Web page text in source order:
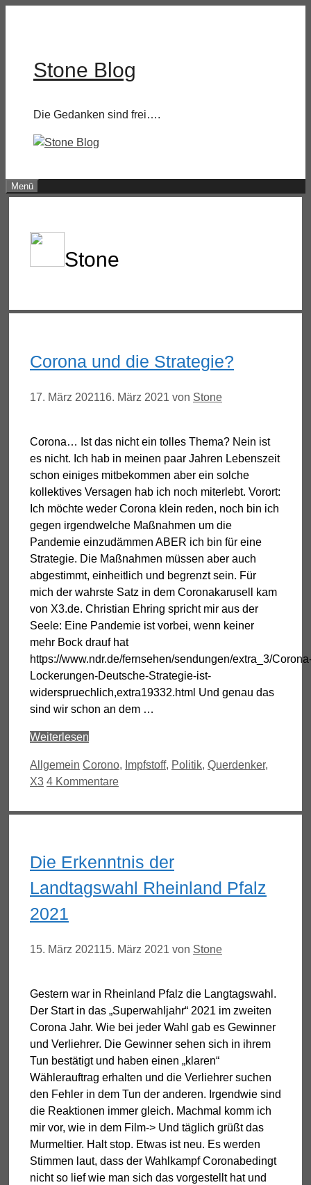
Stone Blog
Die Gedanken sind frei….
Menü
Stone
Corona und die Strategie?
17. März 202116. März 2021 von Stone
Corona… Ist das nicht ein tolles Thema? Nein ist
es nicht. Ich hab in meinen paar Jahren Lebenszeit
schon einiges mitbekommen aber ein solche
kollektives Versagen hab ich noch miterlebt. Vorort:
Ich möchte weder Corona klein reden, noch bin ich
gegen irgendwelche Maßnahmen um die
Pandemie einzudämmen ABER ich bin für eine
Strategie. Die Maßnahmen müssen aber auch
abgestimmt, einheitlich und begrenzt sein. Für
mich der wahrste Satz in dem Coronakarusell kam
von X3.de. Christian Ehring spricht mir aus der
Seele: Eine Pandemie ist vorbei, wenn keiner
mehr Bock drauf hat
https://www.ndr.de/fernsehen/sendungen/extra_3/
Lockerungen-Deutsche-Strategie-ist-
widerspruechlich,extra19332.html Und genau das
sind wir schon an dem …
Weiterlesen
Kategorien
Allgemein Schlagwörter
Corono, Impfstoff, Politik, Querdenker,
X3 4 Kommentare
Die Erkenntnis der
Landtagswahl Rheinland Pfalz
2021
15. März 202115. März 2021 von Stone
Gestern war in Rheinland Pfalz die Langtagswahl.
Der Start in das „Superwahljahr“ 2021 im zweiten
Corona Jahr. Wie bei jeder Wahl gab es Gewinner
und Verliehrer. Die Gewinner sehen sich in ihrem
Tun bestätigt und haben einen „klaren“
Wählerauftrag erhalten und die Verliehrer suchen
den Fehler in dem Tun der anderen. Irgendwie sind
die Reaktionen immer gleich. Machmal komm ich
mir vor, wie in dem Film-> Und täglich grüßt das
Murmeltier. Halt stop. Etwas ist neu. Es werden
Stimmen laut, dass der Wahlkampf Coronabedingt
nicht so lief wie man sich das vorgestellt hat und